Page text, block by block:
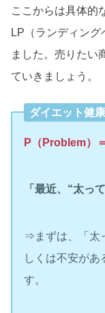
ここからは具体的
LP（ランディング
ました。売りたい
ていきましょう。
ダイエット健
P（Problem）
「最近、“太っ
⇒まずは、「太
しくは不安があ
す。